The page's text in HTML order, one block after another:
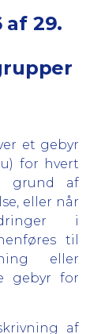
af 29.
et gebyr
for hvert
grund af
eller når
i
til
eller
gebyr for
af